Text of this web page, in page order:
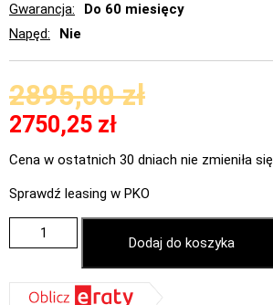
Gwarancja
Do 60 miesięcy
Napęd
Nie
2895,00zł
2750,25 zł
Cena w ostatnich 30 dniach nie zmieniła się
Sprawdź leasing w PKO
Dodaj do koszyka